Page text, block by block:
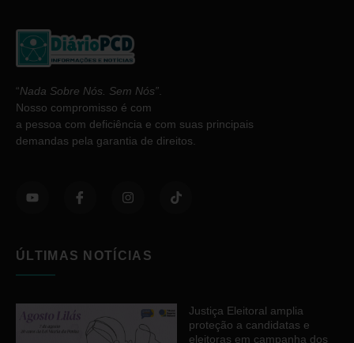
“Nada Sobre Nós. Sem Nós”
Nosso compromisso é com
a pessoa com deficiência e com suas principais
demandas pela garantia de direitos.
ÚLTIMAS NOTÍCIAS
Justiça Eleitoral amplia
proteção a candidatas e
eleitoras em campanha dos